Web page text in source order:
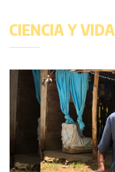
CIENCIA Y VIDA